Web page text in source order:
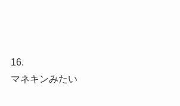
16.
マネキンみたい